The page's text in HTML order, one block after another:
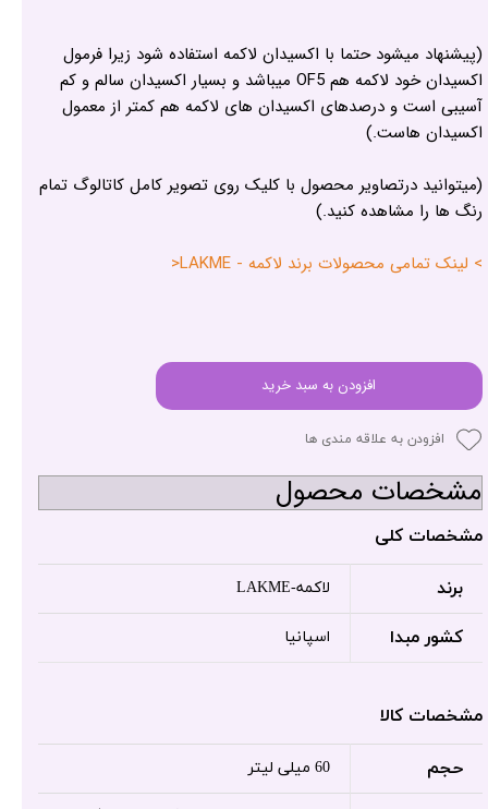
(پیشنهاد میشود حتما با اکسیدان لاکمه استفاده شود زیرا فرمول
اکسیدان خود لاکمه هم OF5 میباشد و بسیار اکسیدان سالم و کم
آسیبی است و درصدهای اکسیدان های لاکمه هم کمتر از معمول
اکسیدان هاست.)
(میتوانید درتصاویر محصول با کلیک روی تصویر کامل کاتالوگ تمام
رنگ ها را مشاهده کنید.)
> لینک تمامی محصولات برند لاکمه - LAKME<
افزودن به سبد خرید
افزودن به علاقه مندی ها
مشخصات محصول
مشخصات کلی
برند لاکمه-LAKME
کشور مبدا اسپانیا
مشخصات کالا
حجم 60 میلی لیتر